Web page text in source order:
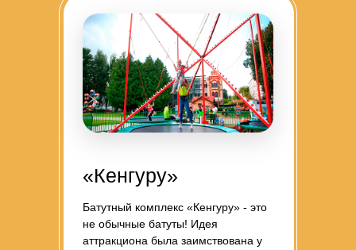
«Кенгуру»
Батутный комплекс «Кенгуру» - это
не обычные батуты! Идея
аттракциона была заимствована у